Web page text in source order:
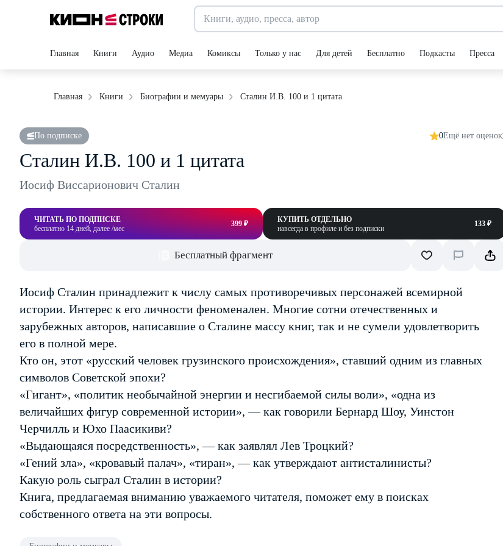
Главная Книги Аудио Медиа Комиксы Только у нас Для детей Бесплатно Подкасты Пресса
Главная Книги Биографии и мемуары Сталин И.В. 100 и 1 цитата
По подписке 0Ещё нет оценок
Сталин И.В. 100 и 1 цитата
Иосиф Виссарионович Сталин
ЧИТАТЬ ПО ПОДПИСКЕ
бесплатно 14 дней, далее /мес
399 ₽
КУПИТЬ ОТДЕЛЬНО
навсегда в профиле и без подписки
133 ₽
Бесплатный фрагмент
Иосиф Сталин принадлежит к числу самых противоречивых персонажей всемирной
истории. Интерес к его личности феноменален. Многие сотни отечественных и
зарубежных авторов, написавшие о Сталине массу книг, так и не сумели удовлетворить
его в полной мере.
Кто он, этот «русский человек грузинского происхождения», ставший одним из главных
символов Советской эпохи?
«Гигант», «политик необычайной энергии и несгибаемой силы воли», «одна из
величайших фигур современной истории», — как говорили Бернард Шоу, Уинстон
Черчилль и Юхо Паасикиви?
«Выдающаяся посредственность», — как заявлял Лев Троцкий?
«Гений зла», «кровавый палач», «тиран», — как утверждают антисталинисты?
Какую роль сыграл Сталин в истории?
Книга, предлагаемая вниманию уважаемого читателя, поможет ему в поисках
собственного ответа на эти вопросы.